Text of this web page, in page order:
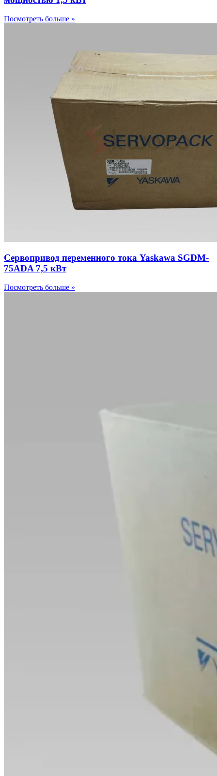
Посмотреть больше »
Сервопривод переменного тока Yaskawa SGDM-
75ADA 7,5 кВт
Посмотреть больше »